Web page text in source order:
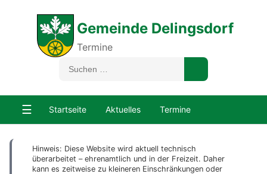
Gemeinde Delingsdorf
Termine
☰ Startseite Aktuelles Termine
Hinweis: Diese Website wird aktuell technisch
überarbeitet – ehrenamtlich und in der Freizeit. Daher
kann es zeitweise zu kleineren Einschränkungen oder